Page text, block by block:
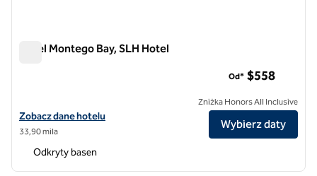
Hotel Montego Bay, SLH Hotel
Zobacz szczegóły hotelu dla S Hotel Montego Bay, SLH Hotel
Zobacz dane hotelu
33,90 mila
Od* $558
Zniżka Honors All Inclusive
Wybierz daty
Odkryty basen